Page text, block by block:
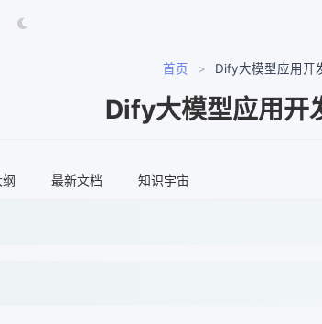
首页 > Dify大模型应用开
Dify大模型应用开
纲 最新文档 知识宇宙